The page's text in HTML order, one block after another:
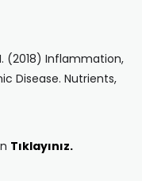
(2018) Inflammation,
Disease. Nutrients,
Tıklayınız.